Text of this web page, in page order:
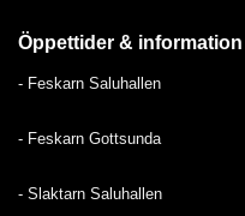
Öppettider & information
- Feskarn Saluhallen
- Feskarn Gottsunda
- Slaktarn Saluhallen